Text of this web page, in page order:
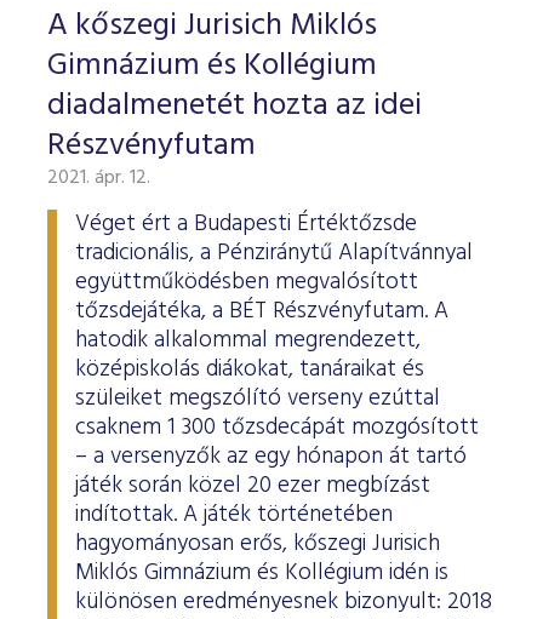
A kőszegi Jurisich Miklós
Gimnázium és Kollégium
diadalmenetét hozta az idei
Részvényfutam
2021. ápr. 12.
Véget ért a Budapesti Értéktőzsde
tradicionális, a Pénziránytű Alapítvánnyal
együttműködésben megvalósított
tőzsdejátéka, a BÉT Részvényfutam. A
hatodik alkalommal megrendezett,
középiskolás diákokat, tanáraikat és
szüleiket megszólító verseny ezúttal
csaknem 1 300 tőzsdecápát mozgósított
– a versenyzők az egy hónapon át tartó
játék során közel 20 ezer megbízást
indítottak. A játék történetében
hagyományosan erős, kőszegi Jurisich
Miklós Gimnázium és Kollégium idén is
különösen eredményesnek bizonyult: 2018